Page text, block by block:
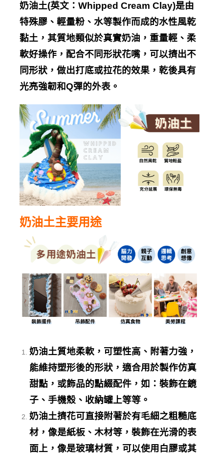
奶油土(英文： Whipped Cream Clay)是由
特殊膠、輕量粉、水等製作而成的水性風乾
黏土，其質地類似於真實奶油，重量輕、柔
軟好操作，配合不同形狀花嘴，可以擠出不
同形狀，做出打底或拉花的效果，乾後具有
光亮強韌和Q彈的外表。
奶油土主要用途
奶油土質地柔軟，可塑性高、附著力強，
能維持塑形後的形狀，適合用於製作仿真
甜點，或飾品的點綴配件，如：裝飾在鏡
子、手機殼、收納罐上等等。
奶油土擠花可直接附著於有毛細之粗糙底
材，像是紙板、木材等，裝飾在光滑的表
面上，像是玻璃材質，可以使用白膠或其